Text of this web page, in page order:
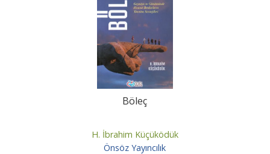
Böleç
H. İbrahim Küçüködük
Önsöz Yayıncılık